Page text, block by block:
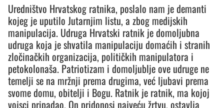
Uredništvo Hrvatskog ratnika, poslalo nam je demanti
kojeg je uputilo Jutarnjim listu, a zbog medijskih
manipulacija. Udruga Hrvatski ratnik je domoljubna
udruga koja je shvatila manipulaciju domaćih i stranih
zločinačkih organizacija, političkih manipulatora i
petokolonaša. Patriotizam i domoljublje ove udruge ne
temelji se na mržnji prema drugima, već ljubavi prema
svome domu, obitelji i Bogu. Ratnik je ratnik, ma kojoj
vojsci pripadao. On pridonosi najveću žrtvu, ostavlja